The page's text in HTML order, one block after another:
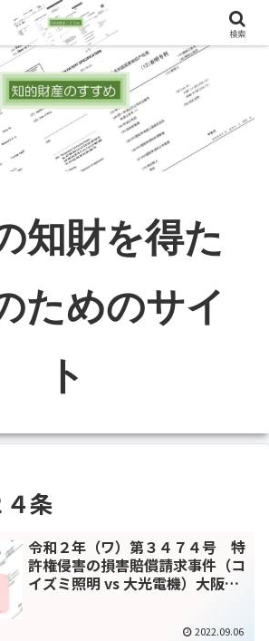
知財を得た
ためのサイ
ト
条
令和２年（ワ）第３４７４号 特
許権侵害の損害賠償請求事件（コ
イズミ照明 vs 大光電機）大阪地
2022.09.06
検索